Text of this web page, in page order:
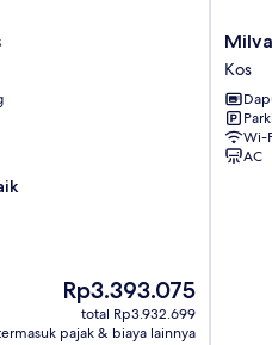
Harga
sekarang
Rp3.393.075
Rp3.393.075
total Rp3.932.699
pajak & biaya lainnya
Milva
Mare
Luxury
Kos
Kos
Wi-
AC